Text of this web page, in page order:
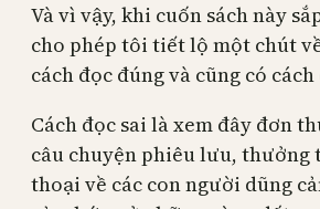
Và vì vậy, khi cuốn sách này
cho phép tôi tiết lộ một chút
cách đọc đúng và cũng có cách
Cách đọc sai là xem đây đơn
câu chuyện phiêu lưu, thưởng
thoại về các con người dũng